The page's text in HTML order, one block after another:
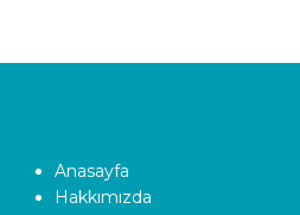
Anasayfa
Hakkımızda